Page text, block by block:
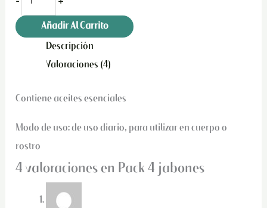
Añadir Al Carrito
Descripción
Valoraciones (4)
Contiene aceites esenciales
Modo de uso: de uso diario, para utilizar en cuerpo o
rostro
4 valoraciones en Pack 4 jabones